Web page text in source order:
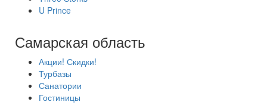
U Prince
Самарская область
Акции! Скидки!
Турбазы
Санатории
Гостиницы